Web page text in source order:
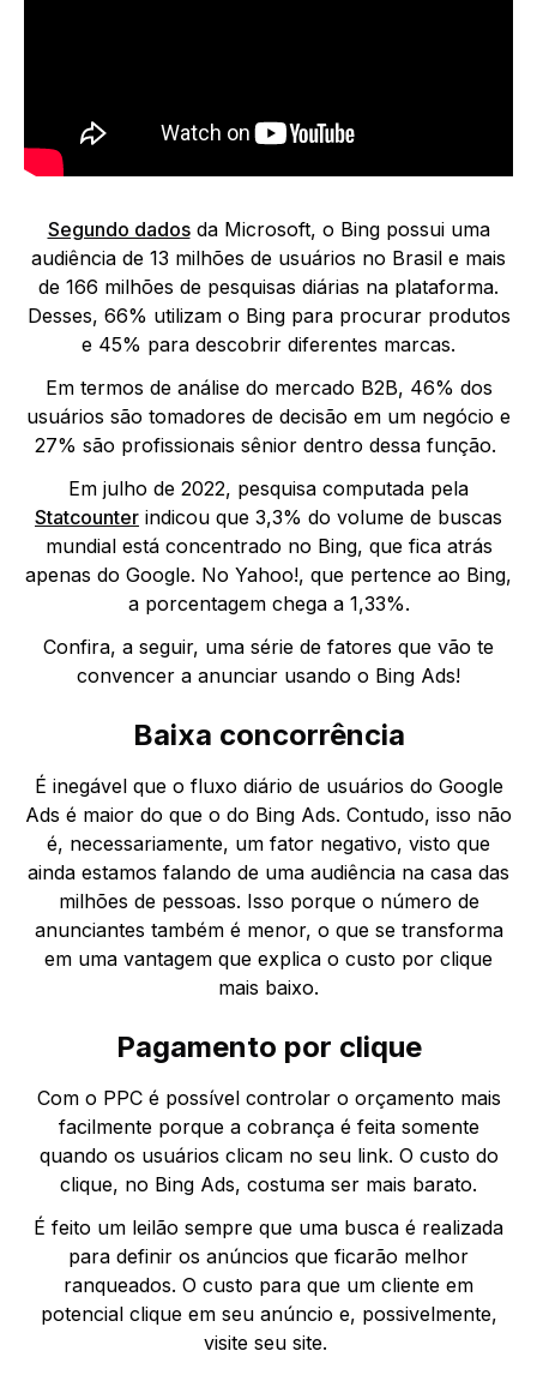
Segundo dadosda Microsoft, o Bing possui uma
audiência de 13 milhões de usuários no Brasil e mais
de 166 milhões de pesquisas diárias na plataforma.
Desses, 66% utilizam o Bing para procurar produtos
e 45% para descobrir diferentes marcas.
Em termos de análise do mercado B2B, 46% dos
usuários são tomadores de decisão em um negócio e
27% são profissionais sênior dentro dessa função.
Em julho de 2022, pesquisa computada pela
Statcounter indicou que 3,3% do volume de buscas
mundial está concentrado no Bing, que fica atrás
apenas do Google. No Yahoo!, que pertence ao Bing,
a porcentagem chega a 1,33%.
Confira, a seguir, uma série de fatores que vão te
convencer a anunciar usando o Bing Ads!
Baixa concorrência
É inegável que o fluxo diário de usuários do Google
Ads é maior do que o do Bing Ads. Contudo, isso não
é, necessariamente, um fator negativo, visto que
ainda estamos falando de uma audiência na casa das
milhões de pessoas. Isso porque o número de
anunciantes também é menor, o que se transforma
em uma vantagem que explica o custo por clique
mais baixo.
Pagamento por clique
Com o PPC é possível controlar o orçamento mais
facilmente porque a cobrança é feita somente
quando os usuários clicam no seu link. O custo do
clique, no Bing Ads, costuma ser mais barato.
É feito um leilão sempre que uma busca é realizada
para definir os anúncios que ficarão melhor
ranqueados. O custo para que um cliente em
potencial clique em seu anúncio e, possivelmente,
visite seu site.